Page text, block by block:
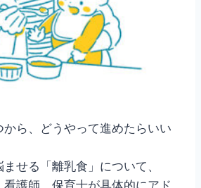
ら、どうやって進めたらいい
せる「離乳食」について、